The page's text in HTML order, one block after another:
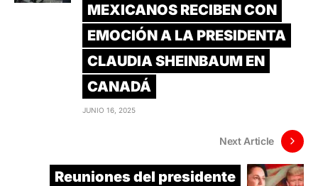
MEXICANOS RECIBEN CON
EMOCIÓN A LA PRESIDENTA
CLAUDIA SHEINBAUM EN
CANADÁ
JUNIO 16, 2025
Next Article
Reuniones del presidente